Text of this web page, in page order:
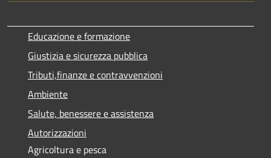
Educazione e formazione
Giustizia e sicurezza pubblica
Tributi,finanze e contravvenzioni
Ambiente
Salute, benessere e assistenza
Autorizzazioni
Agricoltura e pesca